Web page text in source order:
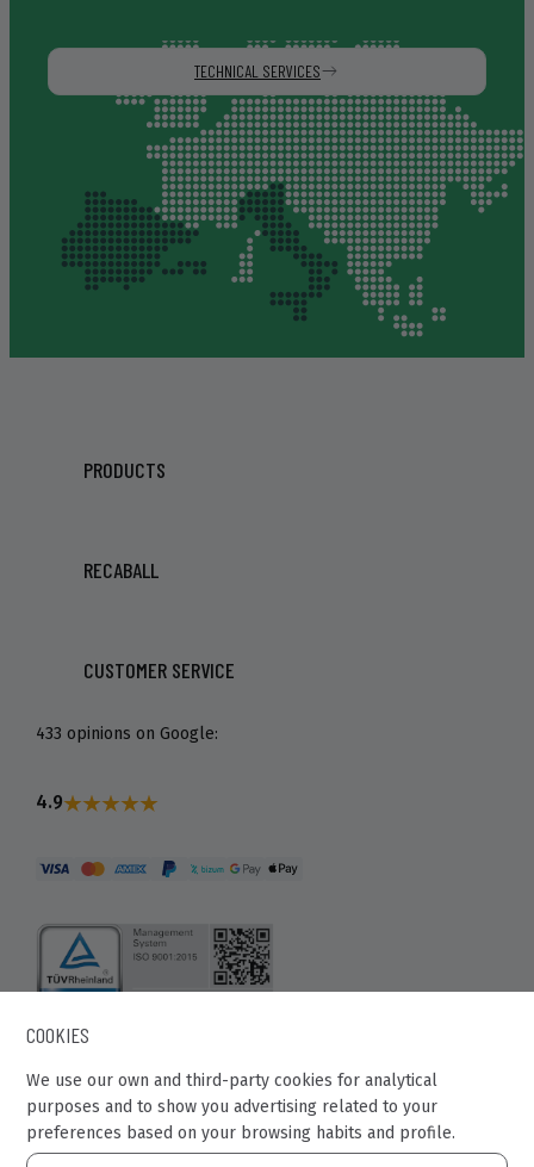
TECHNICAL SERVICES
PRODUCTS
RECABALL
CUSTOMER SERVICE
433 opinions on Google:
4.9
Recaball 2022
Calle Fragua, 20. Pol. Ind Los Rosales.
28932 - Móstoles (Madrid)
COOKIES
We use our own and third-party cookies for analytical
purposes and to show you advertising related to your
preferences based on your browsing habits and profile.